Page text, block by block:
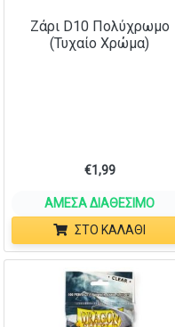
Ζάρι D10 Πολύχρωμο
(Τυχαίο Χρώμα)
€1,99
ΆΜΕΣΑ ΔΙΑΘΈΣΙΜΟ
ΣΤΟ ΚΑΛΆΘΙ